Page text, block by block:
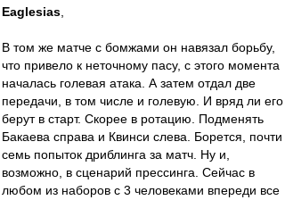
Eaglesias
В том же матче с бомжами он навязал борьбу,
что привело к неточному пасу, с этого момента
началась голевая атака. А затем отдал две
передачи, в том числе и голевую. И вряд ли его
берут в старт. Скорее в ротацию. Подменять
Бакаева справа и Квинси слева. Борется, почти
семь попыток дриблинга за матч. Ну и,
возможно, в сценарий прессинга. Сейчас в
любом из наборов с 3 человеками впереди все